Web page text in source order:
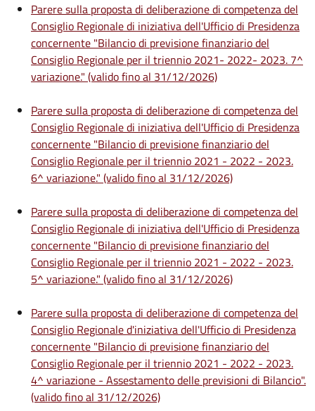
Parere sulla proposta di deliberazione di competenza del
Consiglio Regionale di iniziativa dell'Ufficio di Presidenza
concernente "Bilancio di previsione finanziario del
Consiglio Regionale per il triennio 2021- 2022- 2023. 7^
variazione." (valido fino al 31/12/2026)
Parere sulla proposta di deliberazione di competenza del
Consiglio Regionale di iniziativa dell'Ufficio di Presidenza
concernente "Bilancio di previsione finanziario del
Consiglio Regionale per il triennio 2021 - 2022 - 2023.
6^ variazione." (valido fino al 31/12/2026)
Parere sulla proposta di deliberazione di competenza del
Consiglio Regionale di iniziativa dell'Ufficio di Presidenza
concernente "Bilancio di previsione finanziario del
Consiglio Regionale per il triennio 2021 - 2022 - 2023.
5^ variazione." (valido fino al 31/12/2026)
Parere sulla proposta di deliberazione di competenza del
Consiglio Regionale d'iniziativa dell'Ufficio di Presidenza
concernente "Bilancio di previsione finanziario del
Consiglio Regionale per il triennio 2021 - 2022 - 2023.
4^ variazione - Assestamento delle previsioni di Bilancio".
(valido fino al 31/12/2026)